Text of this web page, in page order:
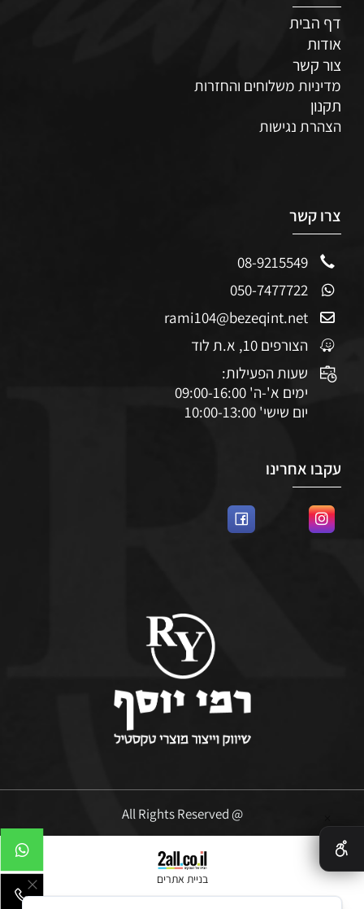
דף הבית
אודות
צור קשר
מדיניות משלוחים והחזרות
תקנון
הצהרת נגישות
צרו קשר
08-9215549
050-7477722
rami104@bezeqint.net
הצורפים 10, א.ת לוד
שעות הפעילות:
ימים א'-ה' 09:00-16:00
יום שישי' 10:00-13:00
עקבו אחרינו
@ All Rights Reserved
בניית אתרים